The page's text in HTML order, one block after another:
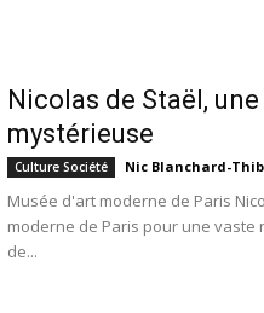
Nicolas de Staël,
mystérieuse
Culture Société Nic Blanchard-
Musée d'art moderne de Paris
moderne de Paris pour une vaste
de...